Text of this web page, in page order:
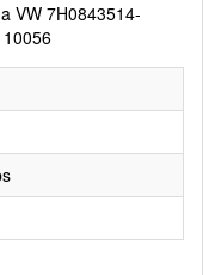
VW 7H0843514-